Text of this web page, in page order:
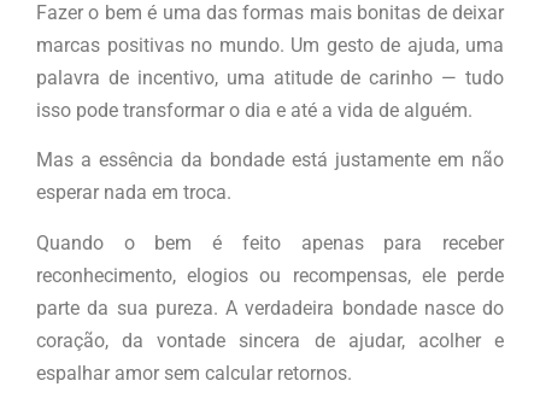
Fazer o bem é uma das formas mais bonitas de deixar
marcas positivas no mundo. Um gesto de ajuda, uma
palavra de incentivo, uma atitude de carinho — tudo
isso pode transformar o dia e até a vida de alguém.
Mas a essência da bondade está justamente em não
esperar nada em troca.
Quando o bem é feito apenas para receber
reconhecimento, elogios ou recompensas, ele perde
parte da sua pureza. A verdadeira bondade nasce do
coração, da vontade sincera de ajudar, acolher e
espalhar amor sem calcular retornos.